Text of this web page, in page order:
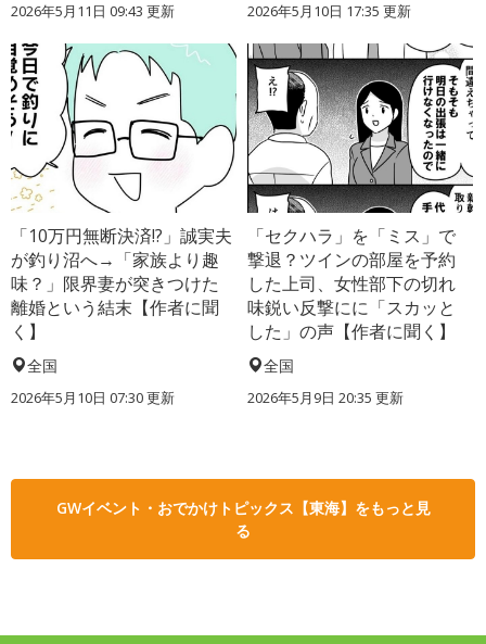
2026年5月11日 09:43 更新 2026年5月10日 17:35 更新
「10万円無断決済!?」誠実夫
が釣り沼へ→「家族より趣
味？」限界妻が突きつけた
離婚という結末【作者に聞
く】
全国
2026年5月10日 07:30 更新
「セクハラ」を「ミス」で
撃退？ツインの部屋を予約
した上司、女性部下の切れ
味鋭い反撃にに「スカッと
した」の声【作者に聞く】
全国
2026年5月9日 20:35 更新
GWイベント・おでかけトピックス【東海】をもっと見
る